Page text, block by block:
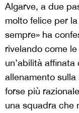
Algarve, a due
molto felice per
sempre» ha
rivelando come
un’abilità
allenamento
forse più
una squadra che